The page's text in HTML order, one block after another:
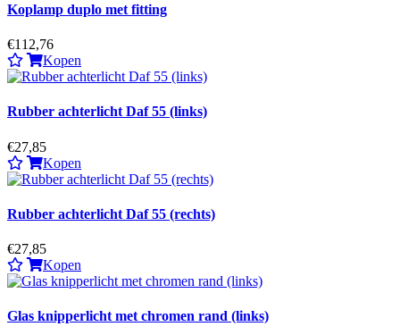
Koplamp duplo met fitting
€112,76
Kopen
Rubber achterlicht Daf 55 (links)
€27,85
Kopen
Rubber achterlicht Daf 55 (rechts)
€27,85
Kopen
Glas knipperlicht met chromen rand (links)